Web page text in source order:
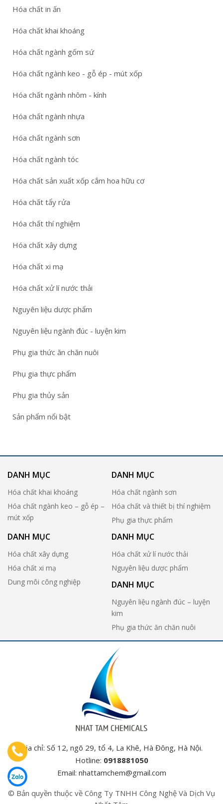
Hóa chất in ấn
Hóa chất khai khoáng
Hóa chất ngành gốm sứ
Hóa chất ngành keo - gỗ ép - mút xốp
Hóa chất ngành nhôm - kính
Hóa chất ngành nhựa
Hóa chất ngành sơn
Hóa chất ngành tóc
Hóa chất sản xuất xốp cắm hoa hữu cơ
Hóa chất tẩy rửa
Hóa chất thí nghiệm
Hóa chất xây dựng
Hóa chất xi mạ
Hóa chất xử lí nước thải
Nguyên liệu dược phẩm
Nguyên liệu ngành đúc - luyện kim
Phụ gia thức ăn chăn nuôi
Phụ gia thực phẩm
Phụ gia thủy sản
Sản phẩm nổi bật
DANH MỤC
Hóa chất khai khoáng
Hóa chất ngành keo – gỗ ép –
mút xốp
DANH MỤC
Hóa chất ngành sơn
Hóa chất và thiết bị thí nghiệm
Phụ gia thực phẩm
DANH MỤC
Hóa chất xây dựng
Hóa chất xi mạ
Dung môi công nghiệp
DANH MỤC
Hóa chất xử lí nước thải
Nguyên liệu dược phẩm
DANH MỤC
Nguyên liệu ngành đúc – luyện
kim
Phụ gia thức ăn chăn nuôi
Địa chỉ: Số 12, ngõ 29, tổ 4, La Khê, Hà Đông, Hà Nội.
Hotline: 0918881050
Email: nhattamchem@gmail.com
© Bản quyền thuộc về Công Ty TNHH Công Nghệ Và Dịch Vụ